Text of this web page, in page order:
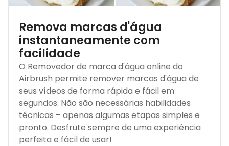
Remova marcas d'água
instantaneamente com
facilidade
O Removedor de marca d'água online do
Airbrush permite remover marcas d'água de
seus vídeos de forma rápida e fácil em
segundos. Não são necessárias habilidades
técnicas – apenas algumas etapas simples e
pronto. Desfrute sempre de uma experiência
perfeita e fácil de usar!